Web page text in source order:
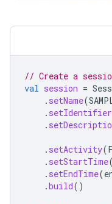
// Create a
val session =
. setName(
. setIdentifier
.
. setActivity(
. setStartTime(
. setEndTime(
.build()